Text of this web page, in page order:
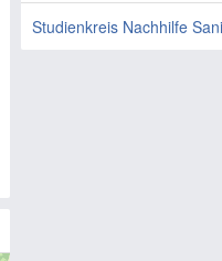
Studienkreis Nachhilfe